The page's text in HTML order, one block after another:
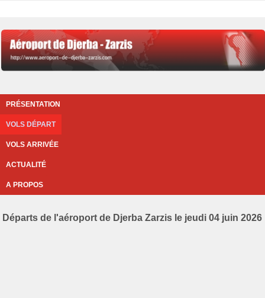
PRÉSENTATION
VOLS DÉPART
VOLS ARRIVÉE
ACTUALITÉ
A PROPOS
Départs de l'aéroport de Djerba Zarzis le jeudi 04 juin 2026